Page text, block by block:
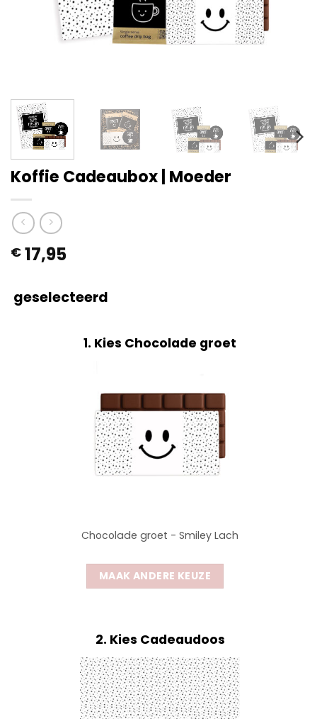
Koffie Cadeaubox | Moeder
€ 17,95
geselecteerd
1 Kies Chocolade groet
Chocolade groet - Smiley Lach
MAAK ANDERE KEUZE
2 Kies Cadeaudoos